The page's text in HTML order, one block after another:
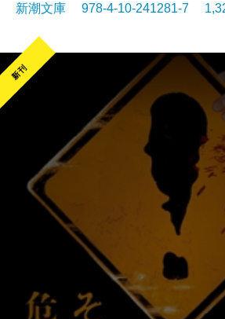
新潮文庫 978-4-10-241281-7
新刊